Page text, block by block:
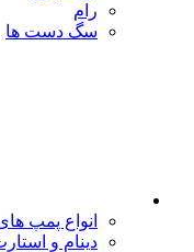
رام
سگ دست ها
انواع پمپ
دینام و